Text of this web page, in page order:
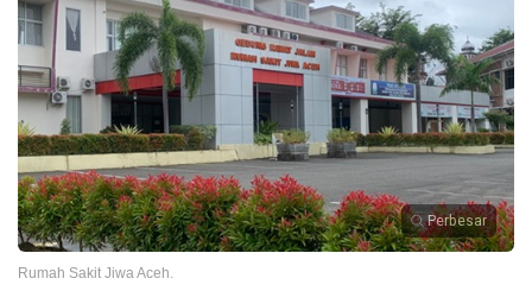
Perbesar
Rumah Sakit Jiwa Aceh.